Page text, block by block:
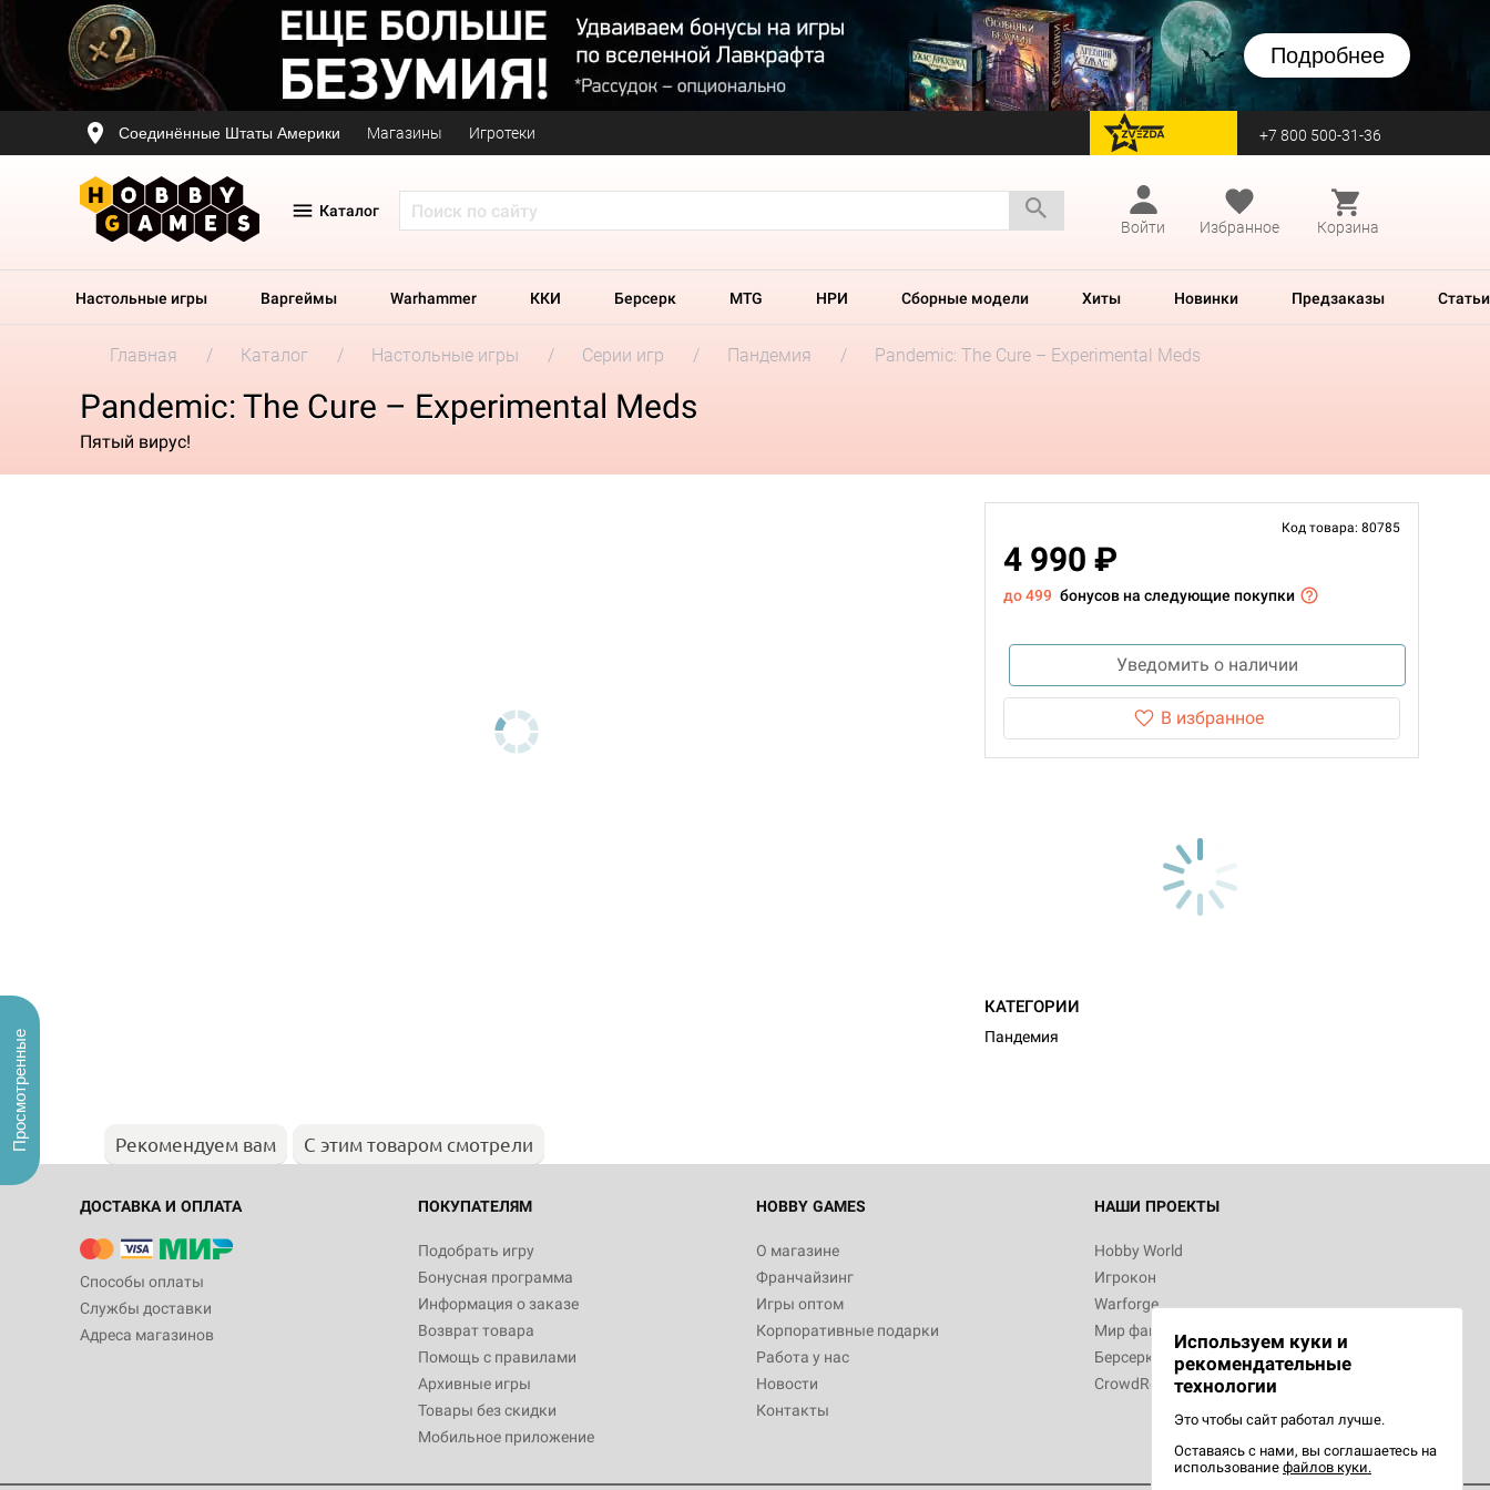
Подробнее
Соединённые Штаты Америки Магазины Игротеки перейти на Zvezda +7 800 500-31-36
Каталог
Войти
Избранное Корзина
Настольные игры Варгеймы Warhammer ККИ Берсерк MTG НРИ Сборные модели Хиты Новинки Предзаказы Статьи
Главная Каталог Настольные игры Серии игр Пандемия Pandemic: The Cure – Experimental Meds
Pandemic: The Cure – Experimental Meds
Пятый вирус!
Код товара: 80785
4 990 ₽
до 499 бонусов на следующие покупки
Уведомить о наличии
В избранное
КАТЕГОРИИ
Пандемия
Рекомендуем вам С этим товаром смотрели
ДОСТАВКА И ОПЛАТА
Способы оплаты
Службы доставки
Адреса магазинов
ПОКУПАТЕЛЯМ
Подобрать игру
Бонусная программа
Информация о заказе
Возврат товара
Помощь с правилами
Архивные игры
Товары без скидки
Мобильное приложение
HOBBY GAMES
О магазине
Франчайзинг
Игры оптом
Корпоративные подарки
Работа у нас
Новости
Контакты
НАШИ ПРОЕКТЫ
Hobby World
Игрокон
Warforge
Мир фантастики
Берсерк
CrowdRepublic
Используем куки и
рекомендательные
технологии
Это чтобы сайт работал лучше.
Оставаясь с нами, вы соглашаетесь на
использование файлов куки.
Просмотренные
Настольная игра Hobby World Журнал
"Мир фантастики. Спецвыпуск: Братья
империи: Боевая тревога
799
Настольная игра Hobby World Сумерки
империи. Четвёртая редакция: Грозовой
Рубеж
12 990